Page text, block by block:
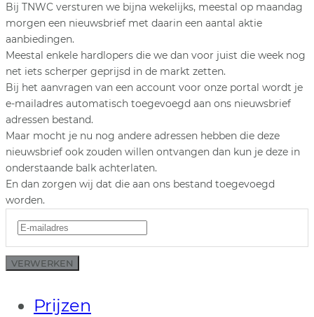
Bij TNWC versturen we bijna wekelijks, meestal op maandag
morgen een nieuwsbrief met daarin een aantal aktie
aanbiedingen.
Meestal enkele hardlopers die we dan voor juist die week nog
net iets scherper geprijsd in de markt zetten.
Bij het aanvragen van een account voor onze portal wordt je
e-mailadres automatisch toegevoegd aan ons nieuwsbrief
adressen bestand.
Maar mocht je nu nog andere adressen hebben die deze
nieuwsbrief ook zouden willen ontvangen dan kun je deze in
onderstaande balk achterlaten.
En dan zorgen wij dat die aan ons bestand toegevoegd
worden.
VERWERKEN
Prijzen